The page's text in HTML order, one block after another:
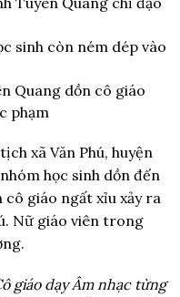
sinh còn ném dép vào
Quang dồn cô giáo
phạm
xã Văn Phú, huyện
học sinh dồn đến
cô giáo ngất xỉu xảy ra
Nữ giáo viên trong
giáo dạy Âm nhạc từng